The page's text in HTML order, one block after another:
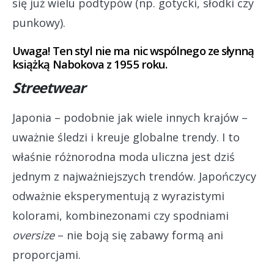
się już wielu podtypów (np. gotycki, słodki czy
punkowy).
Uwaga! Ten styl nie ma nic wspólnego ze słynną
książką Nabokova z 1955 roku.
Streetwear
Japonia – podobnie jak wiele innych krajów –
uważnie śledzi i kreuje globalne trendy. I to
właśnie różnorodna moda uliczna jest dziś
jednym z najważniejszych trendów. Japończycy
odważnie eksperymentują z wyrazistymi
kolorami, kombinezonami czy spodniami
oversize – nie boją się zabawy formą ani
proporcjami.